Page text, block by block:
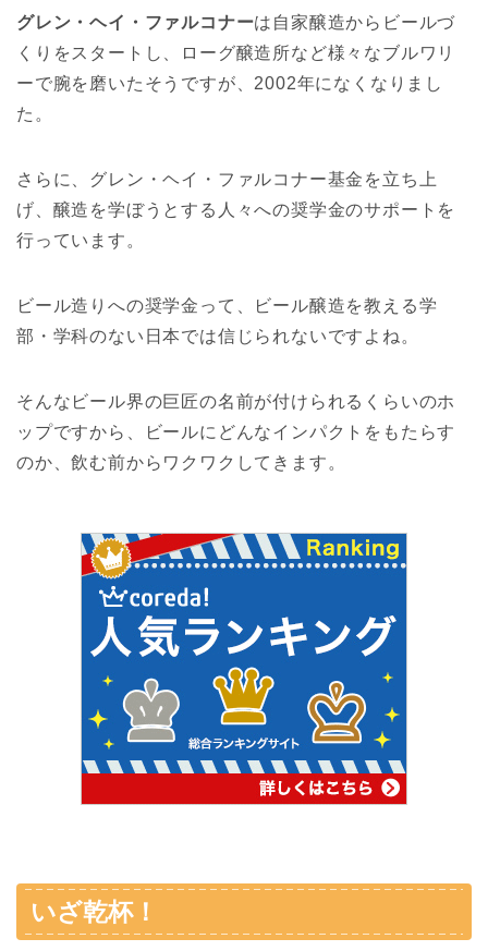
グレン・ヘイ・ファルコナーは自家醸造からビールづ
くりをスタートし、ローグ醸造所など様々なブルワリ
ーで腕を磨いたそうですが、2002年になくなりまし
た。
さらに、グレン・ヘイ・ファルコナー基金を立ち上
げ、醸造を学ぼうとする人々への奨学金のサポートを
行っています。
ビール造りへの奨学金って、ビール醸造を教える学
部・学科のない日本では信じられないですよね。
そんなビール界の巨匠の名前が付けられるくらいのホ
ップですから、ビールにどんなインパクトをもたらす
のか、飲む前からワクワクしてきます。
いざ乾杯！